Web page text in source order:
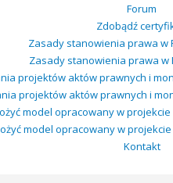
Forum
Zdobądź
Zasady stanowienia prawa w
Zasady stanowienia prawa w
projektów aktów prawnych i
projektów aktów prawnych i
model opracowany w
model opracowany w
Kontakt